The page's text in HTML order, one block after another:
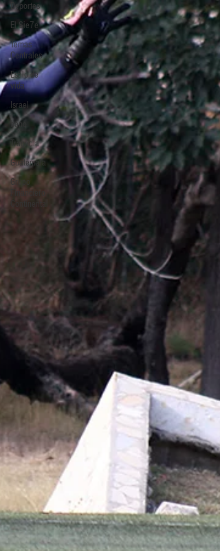
Deportes
El Sie7e
Temas
Centrales
Estilo de
vida
Israel
bano
Tragedia
Guatemala
Grupo